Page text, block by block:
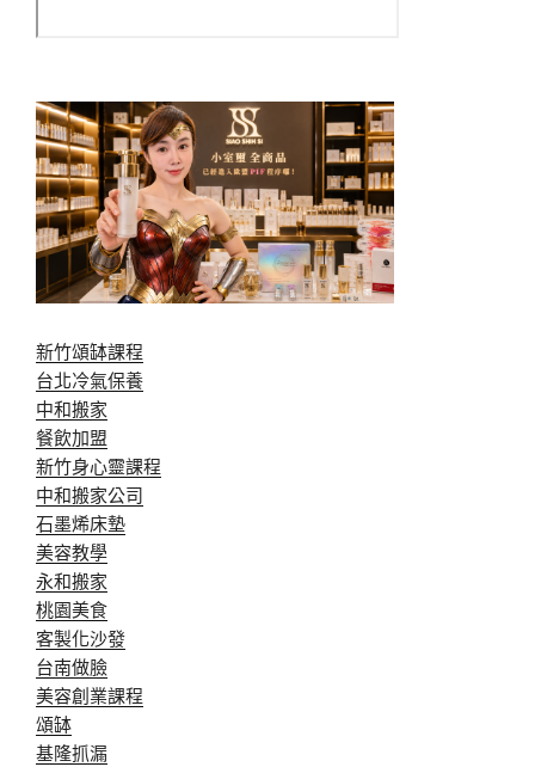
新竹頌缽課程
台北冷氣保養
中和搬家
餐飲加盟
新竹身心靈課程
中和搬家公司
石墨烯床墊
美容教學
永和搬家
桃園美食
客製化沙發
台南做臉
美容創業課程
頌缽
基隆抓漏